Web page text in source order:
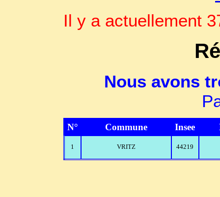
Il y a actuellement
Nous avons
N° Commune Insee
1 VRITZ 44219